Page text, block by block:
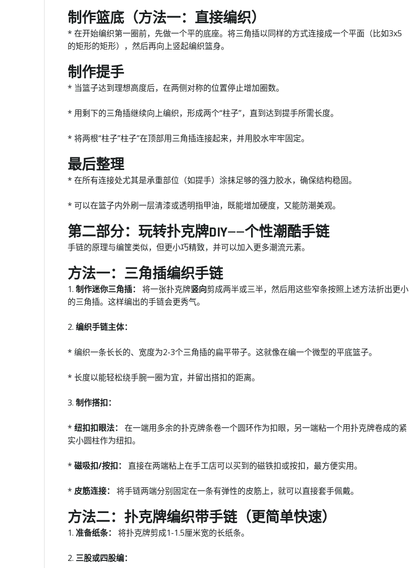
制作篮底（方法一：直接编织）
* 在开始编织第一圈前，先做一个平的底座。将三角插以同样的方式连接成一个平面（比如3x5
的矩形的矩形），然后再向上竖起编织篮身。
制作提手
* 当篮子达到理想高度后，在两侧对称的位置停止增加圈数。
* 用剩下的三角插继续向上编织，形成两个“柱子”，直到达到提手所需长度。
* 将两根“柱子”柱子”在顶部用三角插连接起来，并用胶水牢牢固定。
最后整理
* 在所有连接处尤其是承重部位（如提手）涂抹足够的强力胶水，确保结构稳固。
* 可以在篮子内外刷一层清漆或透明指甲油，既能增加硬度，又能防潮美观。
第二部分：玩转扑克牌DIY——个性潮酷手链
手链的原理与编筐类似，但更小巧精致，并可以加入更多潮流元素。
方法一：三角插编织手链
1. 制作迷你三角插： 将一张扑克牌竖向剪成两半或三半，然后用这些窄条按照上述方法折出更小
的三角插。这样编出的手链会更秀气。
2. 编织手链主体：
* 编织一条长长的、宽度为2-3个三角插的扁平带子。这就像在编一个微型的平底篮子。
* 长度以能轻松绕手腕一圈为宜，并留出搭扣的距离。
3. 制作搭扣：
* 纽扣扣眼法：
在一端用多余的扑克牌条卷一个圆环作为扣眼，另一端粘一个用扑克牌卷成的紧
实小圆柱作为纽扣。
* 磁吸扣/按扣： 直接在两端粘上在手工店可以买到的磁铁扣或按扣，最方便实用。
* 皮筋连接： 将手链两端分别固定在一条有弹性的皮筋上，就可以直接套手佩戴。
方法二：扑克牌编织带手链（更简单快速）
1. 准备纸条： 将扑克牌剪成1-1.5厘米宽的长纸条。
2. 三股或四股编：